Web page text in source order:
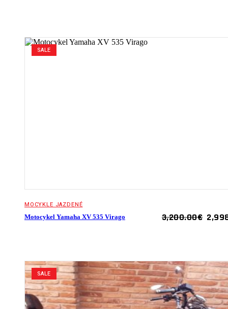
SALE
MOCYKLE JAZDENÉ
Motocykel Yamaha XV 535 Virago 3,200.00€
SALE